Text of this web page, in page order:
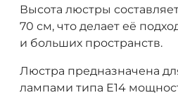
Высота люстры
70 см, что делает её
и больших пространств.
Люстра предназначена
лампами типа E14